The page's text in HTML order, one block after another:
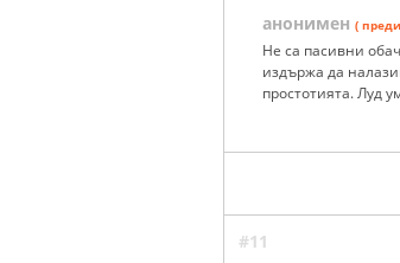
анонимен (
Не са пасивни
издържа да
простотията. Луд
#11